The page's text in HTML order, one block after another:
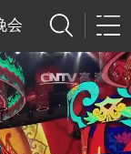
会